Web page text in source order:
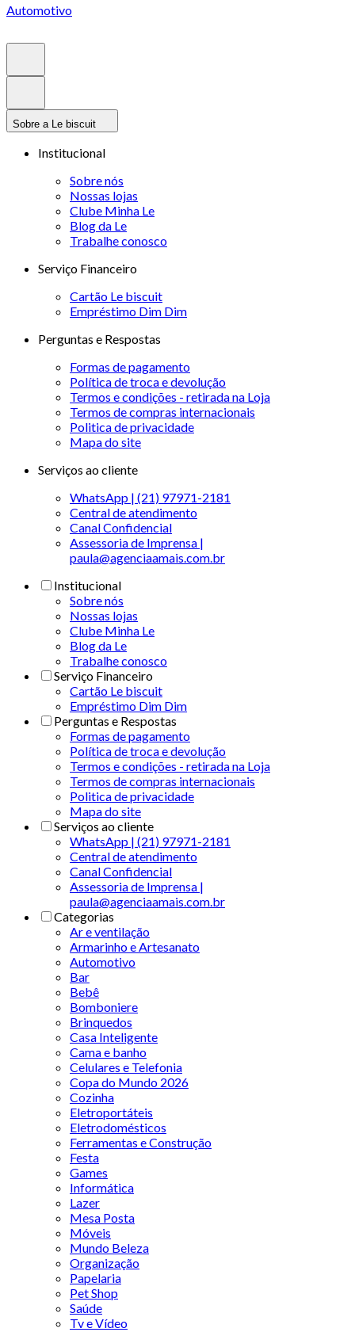
Automotivo
Sobre a Le biscuit
Institucional
Sobre nós
Nossas lojas
Clube Minha Le
Blog da Le
Trabalhe conosco
Serviço Financeiro
Cartão Le biscuit
Empréstimo Dim Dim
Perguntas e Respostas
Formas de pagamento
Política de troca e devolução
Termos e condições - retirada na Loja
Termos de compras internacionais
Politica de privacidade
Mapa do site
Serviços ao cliente
WhatsApp | (21) 97971-2181
Central de atendimento
Canal Confidencial
Assessoria de Imprensa |
paula@agenciaamais.com.br
Institucional
Sobre nós
Nossas lojas
Clube Minha Le
Blog da Le
Trabalhe conosco
Serviço Financeiro
Cartão Le biscuit
Empréstimo Dim Dim
Perguntas e Respostas
Formas de pagamento
Política de troca e devolução
Termos e condições - retirada na Loja
Termos de compras internacionais
Politica de privacidade
Mapa do site
Serviços ao cliente
WhatsApp | (21) 97971-2181
Central de atendimento
Canal Confidencial
Assessoria de Imprensa |
paula@agenciaamais.com.br
Categorias
Ar e ventilação
Armarinho e Artesanato
Automotivo
Bar
Bebê
Bomboniere
Brinquedos
Casa Inteligente
Cama e banho
Celulares e Telefonia
Copa do Mundo 2026
Cozinha
Eletroportáteis
Eletrodomésticos
Ferramentas e Construção
Festa
Games
Informática
Lazer
Mesa Posta
Móveis
Mundo Beleza
Organização
Papelaria
Pet Shop
Saúde
Tv e Vídeo